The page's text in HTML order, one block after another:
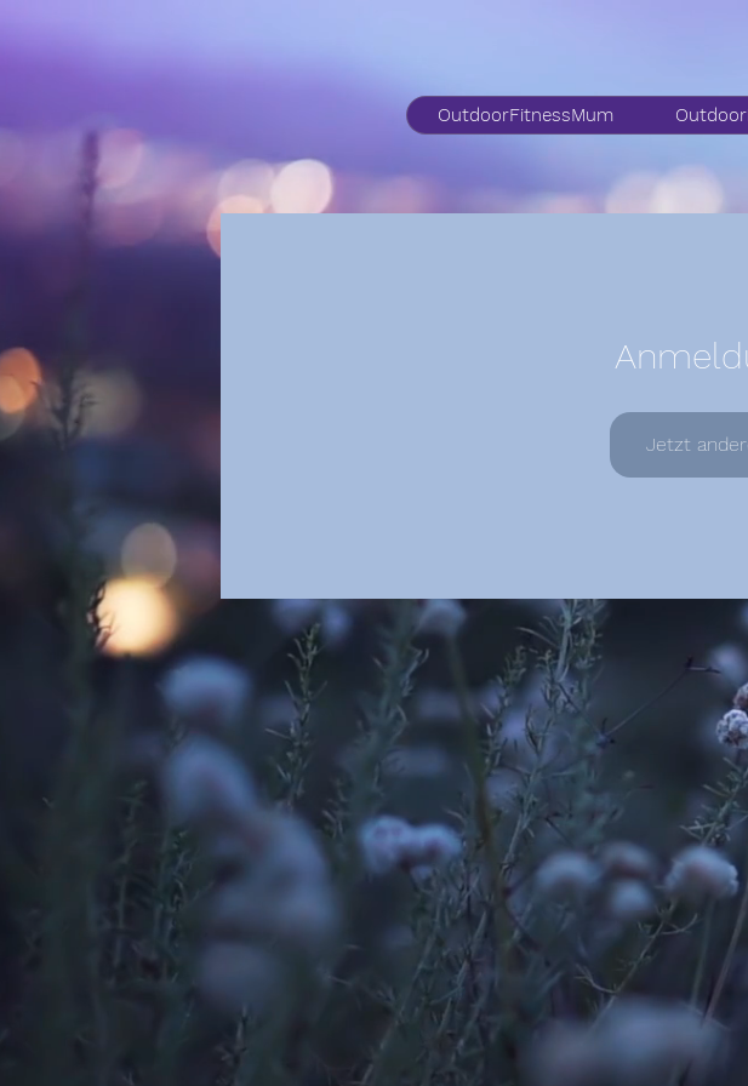
OutdoorFitnessMum
Jetzt